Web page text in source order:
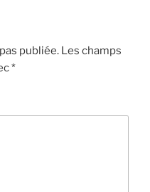
publiée. Les champs
*